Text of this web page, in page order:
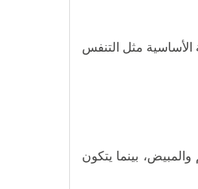
الأساسية مثل التنفس
بينما يتكون